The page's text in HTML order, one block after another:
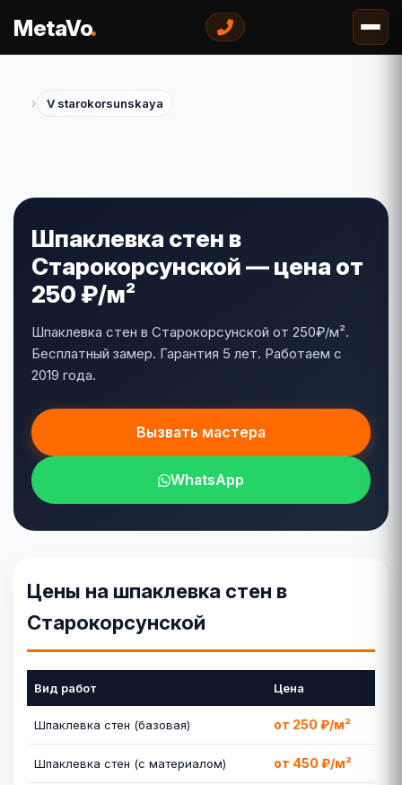
MetaVo.
› V starokorsunskaya
Шпаклевка стен в
Старокорсунской — цена от
250 ₽/м²
Шпаклевка стен в Старокорсунской от 250₽/м².
Бесплатный замер. Гарантия 5 лет. Работаем с
2019 года.
Вызвать мастера
WhatsApp
Цены на шпаклевка стен в
Старокорсунской
Вид работ Цена
Шпаклевка стен (базовая) от 250 ₽/м²
Шпаклевка стен (с материалом) от 450 ₽/м²